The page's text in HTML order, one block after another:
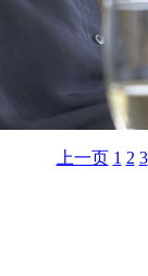
上一页 1 2 3